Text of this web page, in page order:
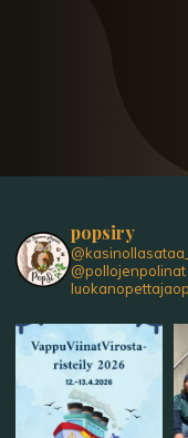
popsiry